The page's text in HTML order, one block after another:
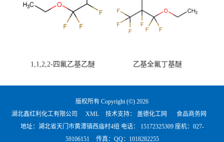
1,1,2,2-四氟乙基乙醚 乙基全氟丁基醚
版权所有 Copyright (©) 2026
湖北鑫红利化工有限公司
XML 技术支持： 盖德化工网
食品商务网
地址：湖北省天门市黄潭镇西庙村4组 电话：
15172325309 座机：027-
59106151
传真：QQ：1018282255